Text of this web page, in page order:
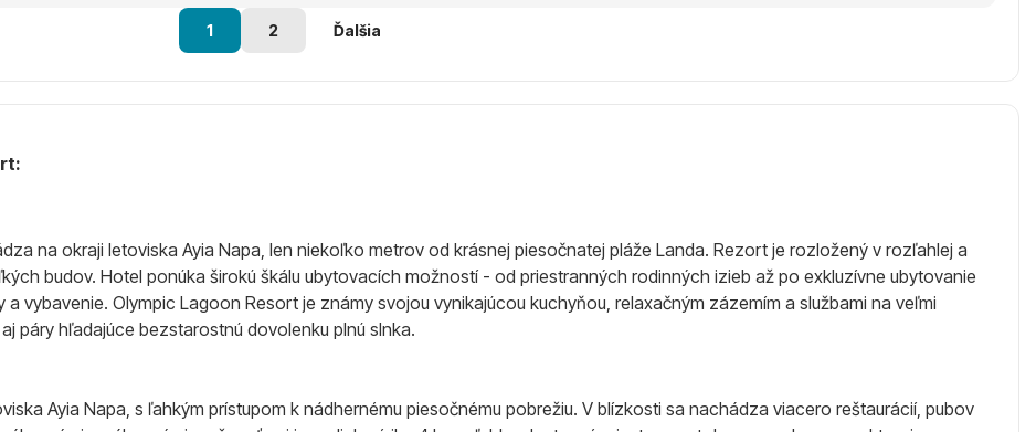
1 2 Ďalšia
na okraji letoviska Ayia Napa, len niekoľko metrov od krásnej piesočnatej pláže Landa. Rezort je rozložený v rozľahlej a
budov. Hotel ponúka širokú škálu ubytovacích možností - od priestranných rodinných izieb až po exkluzívne ubytovanie
vybavenie. Olympic Lagoon Resort je známy svojou vynikajúcou kuchyňou, relaxačným zázemím a službami na veľmi
páry hľadajúce bezstarostnú dovolenku plnú slnka.
Ayia Napa, s ľahkým prístupom k nádhernému piesočnému pobrežiu. V blízkosti sa nachádza viacero reštaurácií, pubov